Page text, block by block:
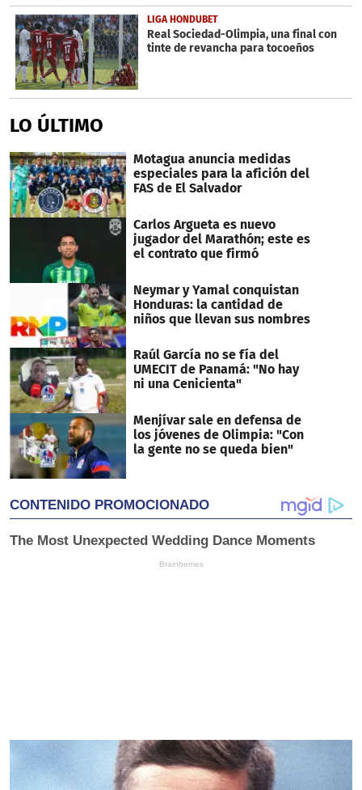
LIGA HONDUBET
Real Sociedad-Olimpia, una final con
tinte de revancha para tocoeños
LO ÚLTIMO
Motagua anuncia medidas
especiales para la afición del
FAS de El Salvador
Carlos Argueta es nuevo
jugador del Marathón; este es
el contrato que firmó
Neymar y Yamal conquistan
Honduras: la cantidad de
niños que llevan sus nombres
Raúl García no se fía del
UMECIT de Panamá: "No hay
ni una Cenicienta"
Menjívar sale en defensa de
los jóvenes de Olimpia: "Con
la gente no se queda bien"